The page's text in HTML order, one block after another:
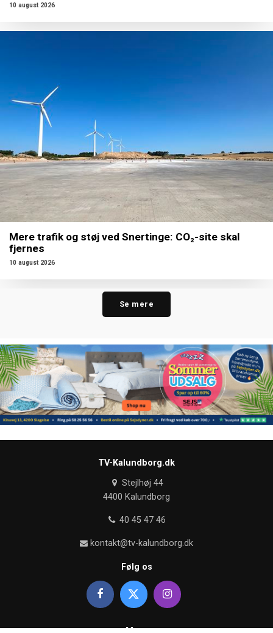
10 august 2026
Mere trafik og støj ved Snertinge: CO₂-site skal
fjernes
10 august 2026
Se mere
TV-Kalundborg.dk
Stejlhøj 44
4400 Kalundborg
40 45 47 46
kontakt@tv-kalundborg.dk
Følg os
Mere